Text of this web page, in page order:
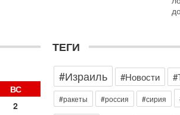
1-
ВС
2
ТЕГИ
#Израиль
#Новости
#ракеты #россия #сирия